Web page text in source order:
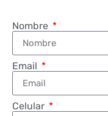
Nombre
Email
Celular